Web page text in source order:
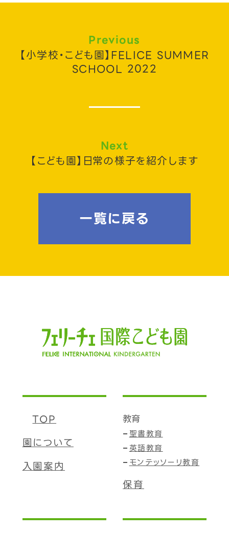
Previous
【小学校・こども園】FELICE SUMMER
SCHOOL 2022
一覧に戻る
Next
【こども園】日常の様子を紹介します
TOP
園について
入園案内
教育
聖書教育
英語教育
モンテッソーリ教育
保育